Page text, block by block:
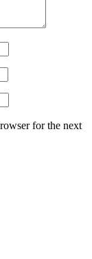
for the next